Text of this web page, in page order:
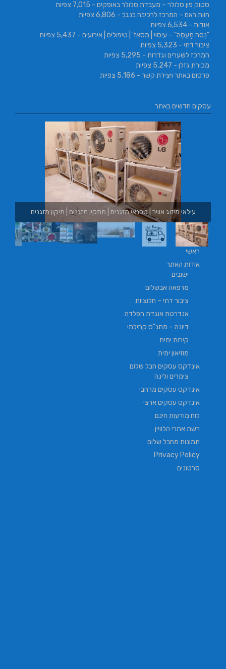
סטוק פון סלולר – מעבדת סלולר באופקים - 7,015 צפיות
חוות ראם – המרכז לרכיבה בנגב - 6,806 צפיות
אודות - 6,534 צפיות
"נַסֵּה מְעַסֶּה" – עיסוי | מסאז' | טיפולים | אירועים - 5,437 צפיות
ציבור דתי - 5,323 צפיות
המרכז לשערים וגדרות - 5,295 צפיות
מכירת גזלן - 5,247 צפיות
פרסום באתר ויצירת קשר - 5,186 צפיות
עסקים חדשים באתר
בורגר באשכול | בורגר 232 | Burger 232 | בורגר בר
ראשי
אודות האתר
ישובים
מרפאה אבשלום
ציבור דתי – חלוציות
אנדרטת אוגדת הפלדה
דיונה – מתנ"ס קהילתי
קירות ימית
מוזיאון ימית
אינדקס עסקים חבל שלום
צימרים ולינה
אינדקס עסקים מרחבי
אינדקס עסקים ארצי
לוח מודעות חינם
רשת אתרי הלוויין
תמונות מחבל שלום
Privacy Policy
סרטונים